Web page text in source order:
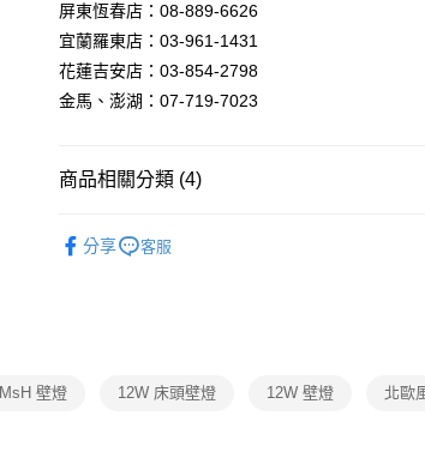
【「AFTEE先享後付」結帳流程】
１．於結帳方式選擇「AFTEE先享後付」後，將跳轉至
付」結帳頁面，進行簡訊認證並確認金額後，即可完成結
２．訂單成立數日內，您將收到繳費通知簡訊。
※ 請注意：結帳手續完成當下不需立刻繳費，但若您需
絡購買商品的店家。未經商家同意取消之訂單仍視為有
※ 交易是否成功請以「AFTEE先享後付 」之結帳頁面顯
是否繳費成功／繳費後需取消欲退款等相關疑問，請聯
求債權轉讓予恩沛科技股份有限公司。
２．關於個人資料處理事宜，請瀏覽以下網址：
每筆NT$180，滿NT$5,000(含以上)免運費
屏東恆春店：08-889-6626
宜蘭羅東店：03-961-1431
花蓮吉安店：03-854-2798
金馬、澎湖：07-719-7023
商品相關分類 (4)
分享 客服
MsH 壁燈 12W 床頭壁燈 12W 壁燈 北歐